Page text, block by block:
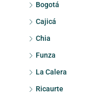
Bogotá
Cajicá
Chia
Funza
La Calera
Ricaurte